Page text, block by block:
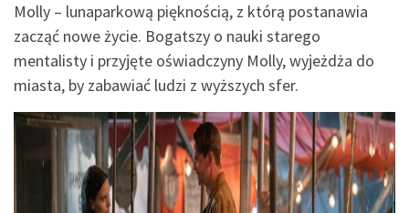
Molly – lunaparkową pięknością, z którą postanawia
zacząć nowe życie. Bogatszy o nauki starego
mentalisty i przyjęte oświadczyny Molly, wyjeżdża do
miasta, by zabawiać ludzi z wyższych sfer.